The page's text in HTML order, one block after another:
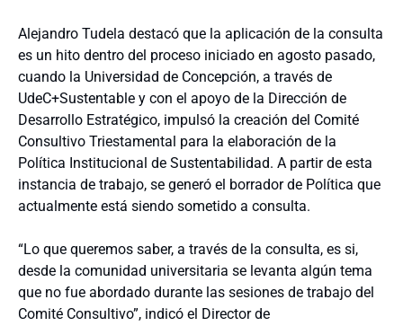
Alejandro Tudela destacó que la aplicación de la consulta
es un hito dentro del proceso iniciado en agosto pasado,
cuando la Universidad de Concepción, a través de
UdeC+Sustentable y con el apoyo de la Dirección de
Desarrollo Estratégico, impulsó la creación del Comité
Consultivo Triestamental para la elaboración de la
Política Institucional de Sustentabilidad. A partir de esta
instancia de trabajo, se generó el borrador de Política que
actualmente está siendo sometido a consulta.
“Lo que queremos saber, a través de la consulta, es si,
desde la comunidad universitaria se levanta algún tema
que no fue abordado durante las sesiones de trabajo del
Comité Consultivo”, indicó el Director de